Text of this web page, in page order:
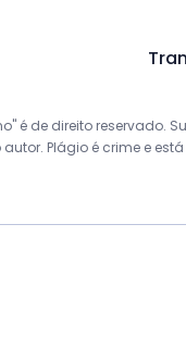
é de direito reservado.
Plágio é crime e